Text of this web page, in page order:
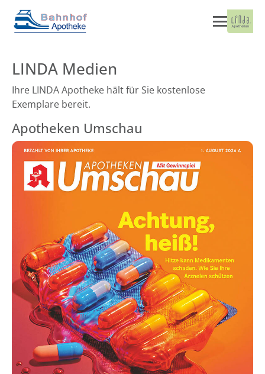
LINDA Medien
Ihre LINDA Apotheke hält für Sie kostenlose
Exemplare bereit.
Apotheken Umschau